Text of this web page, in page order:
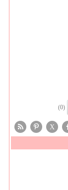
(0)
X